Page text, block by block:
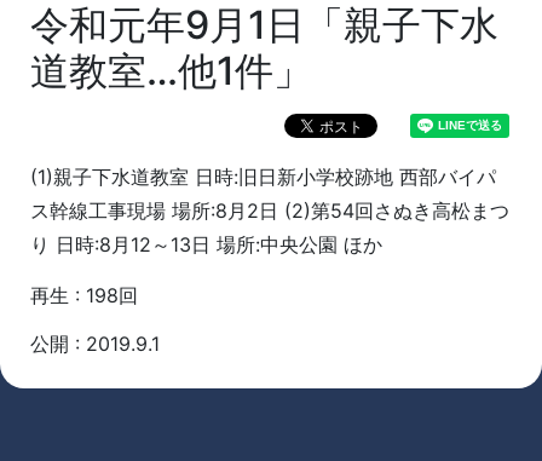
令和元年9月1日「親子下水
道教室…他1件」
(1)親子下水道教室 日時:旧日新小学校跡地 西部バイパ
ス幹線工事現場 場所:8月2日 (2)第54回さぬき高松まつ
り 日時:8月12～13日 場所:中央公園 ほか
再生 : 198回
公開 : 2019.9.1